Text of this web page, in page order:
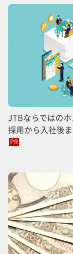
JTBならではの
採用から入社後
PR